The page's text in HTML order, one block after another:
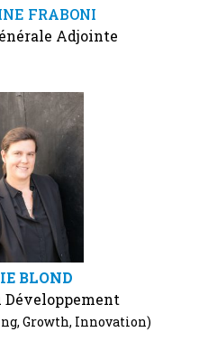
FRABONI
Adjointe
BLOND
Growth, Innovation)